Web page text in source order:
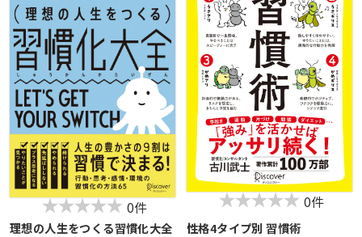
0件
理想の人生をつくる習慣化大全
0件
性格4タイプ別 習慣術